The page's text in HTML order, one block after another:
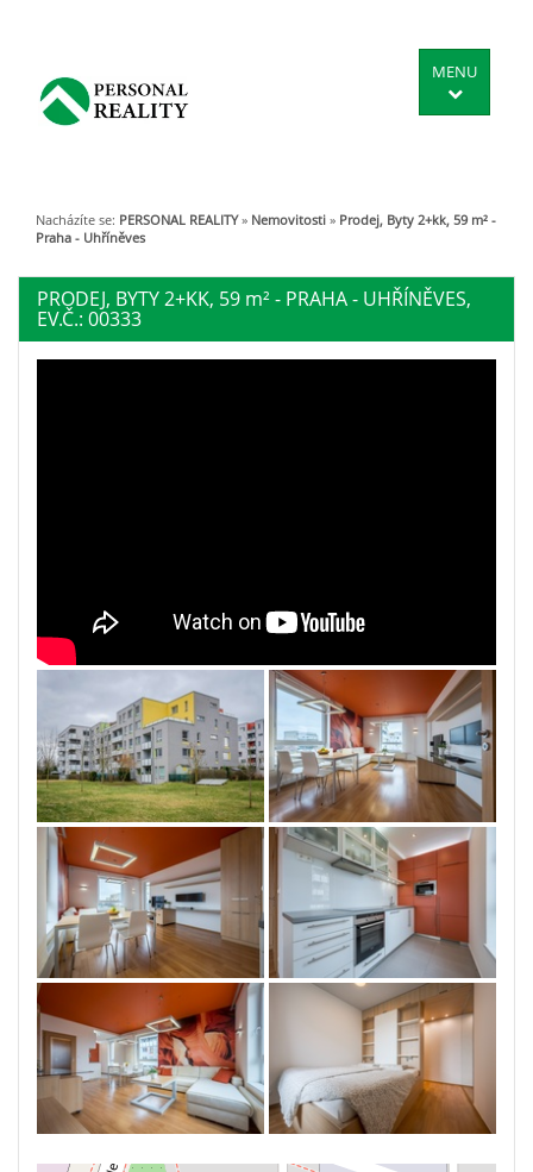
MENU
Nacházíte se: PERSONAL REALITY » Nemovitosti » Prodej, Byty 2+kk, 59 m² -
Praha - Uhříněves
PRODEJ, BYTY 2+KK, 59 m²- PRAHA - UHŘÍNĚVES,
EV.Č.: 00333